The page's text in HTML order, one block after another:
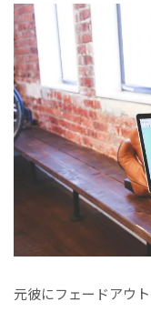
元彼にフェードアウト